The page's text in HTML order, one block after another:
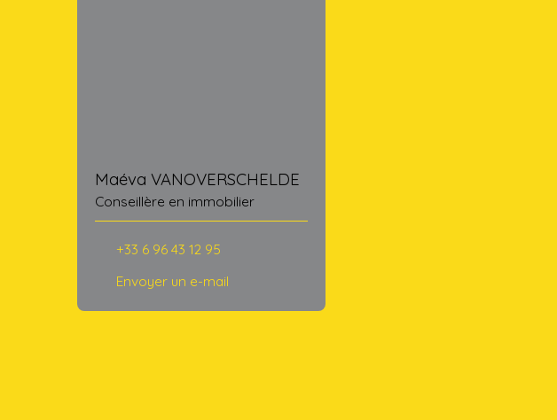
Maéva VANOVERSCHELDE
Conseillère en immobilier
+33 6 96 43 12 95
Envoyer un e-mail